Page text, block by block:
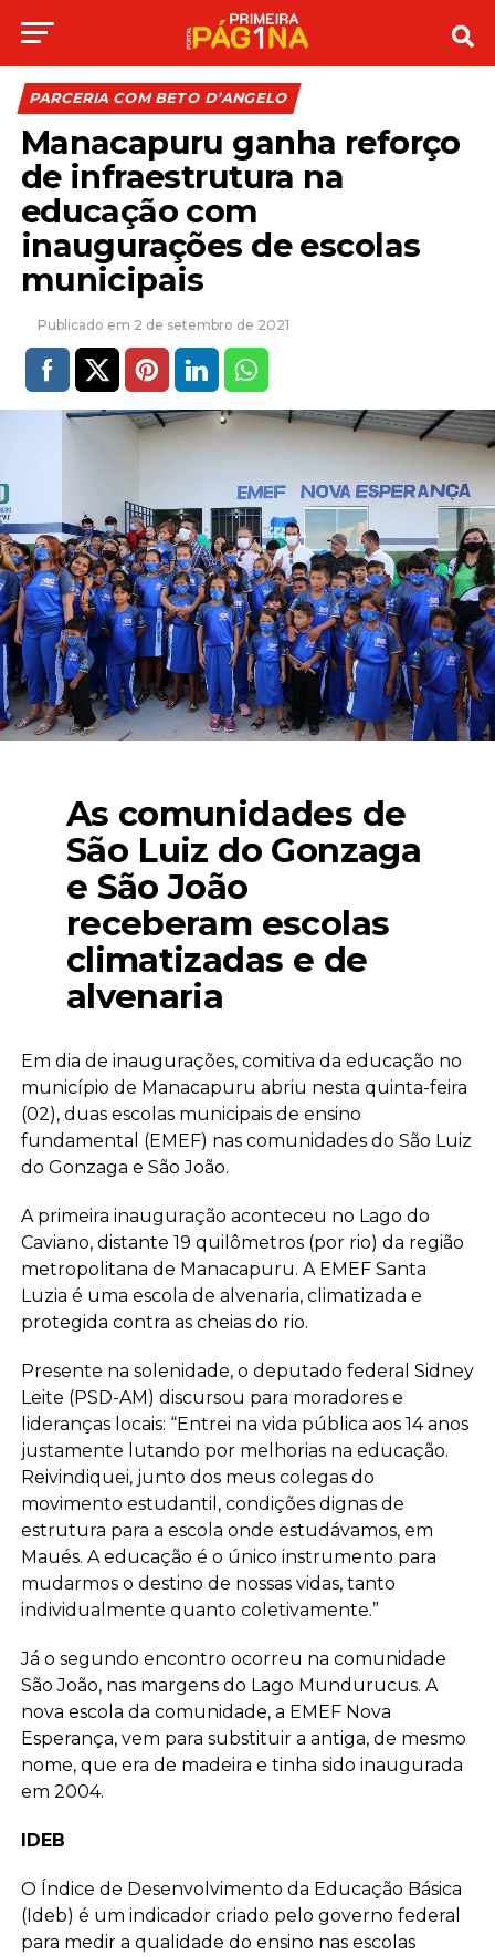
PARCERIA COM BETO D’ANGELO
Manacapuru ganha reforço
de infraestrutura na
educação com
inaugurações de escolas
municipais
2 de setembro de 2021
As comunidades de
São Luiz do Gonzaga
e São João
receberam escolas
climatizadas e de
alvenaria
Em dia de inaugurações, comitiva da educação no
município de Manacapuru abriu nesta quinta-feira
(02), duas escolas municipais de ensino
fundamental (EMEF) nas comunidades do São Luiz
do Gonzaga e São João.
A primeira inauguração aconteceu no Lago do
Caviano, distante 19 quilômetros (por rio) da região
metropolitana de Manacapuru. A EMEF Santa
Luzia é uma escola de alvenaria, climatizada e
protegida contra as cheias do rio.
Presente na solenidade, o deputado federal Sidney
Leite (PSD-AM) discursou para moradores e
lideranças locais: “Entrei na vida pública aos 14 anos
justamente lutando por melhorias na educação.
Reivindiquei, junto dos meus colegas do
movimento estudantil, condições dignas de
estrutura para a escola onde estudávamos, em
Maués. A educação é o único instrumento para
mudarmos o destino de nossas vidas, tanto
individualmente quanto coletivamente.”
Já o segundo encontro ocorreu na comunidade
São João, nas margens do Lago Mundurucus. A
nova escola da comunidade, a EMEF Nova
Esperança, vem para substituir a antiga, de mesmo
nome, que era de madeira e tinha sido inaugurada
em 2004.
IDEB
O Índice de Desenvolvimento da Educação Básica
(Ideb) é um indicador criado pelo governo federal
para medir a qualidade do ensino nas escolas